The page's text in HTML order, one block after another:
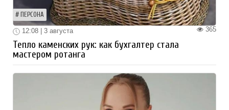
ПЕРСОНА
365
12:08 | 3 августа
Тепло каменских рук: как бухгалтер стала
мастером ротанга